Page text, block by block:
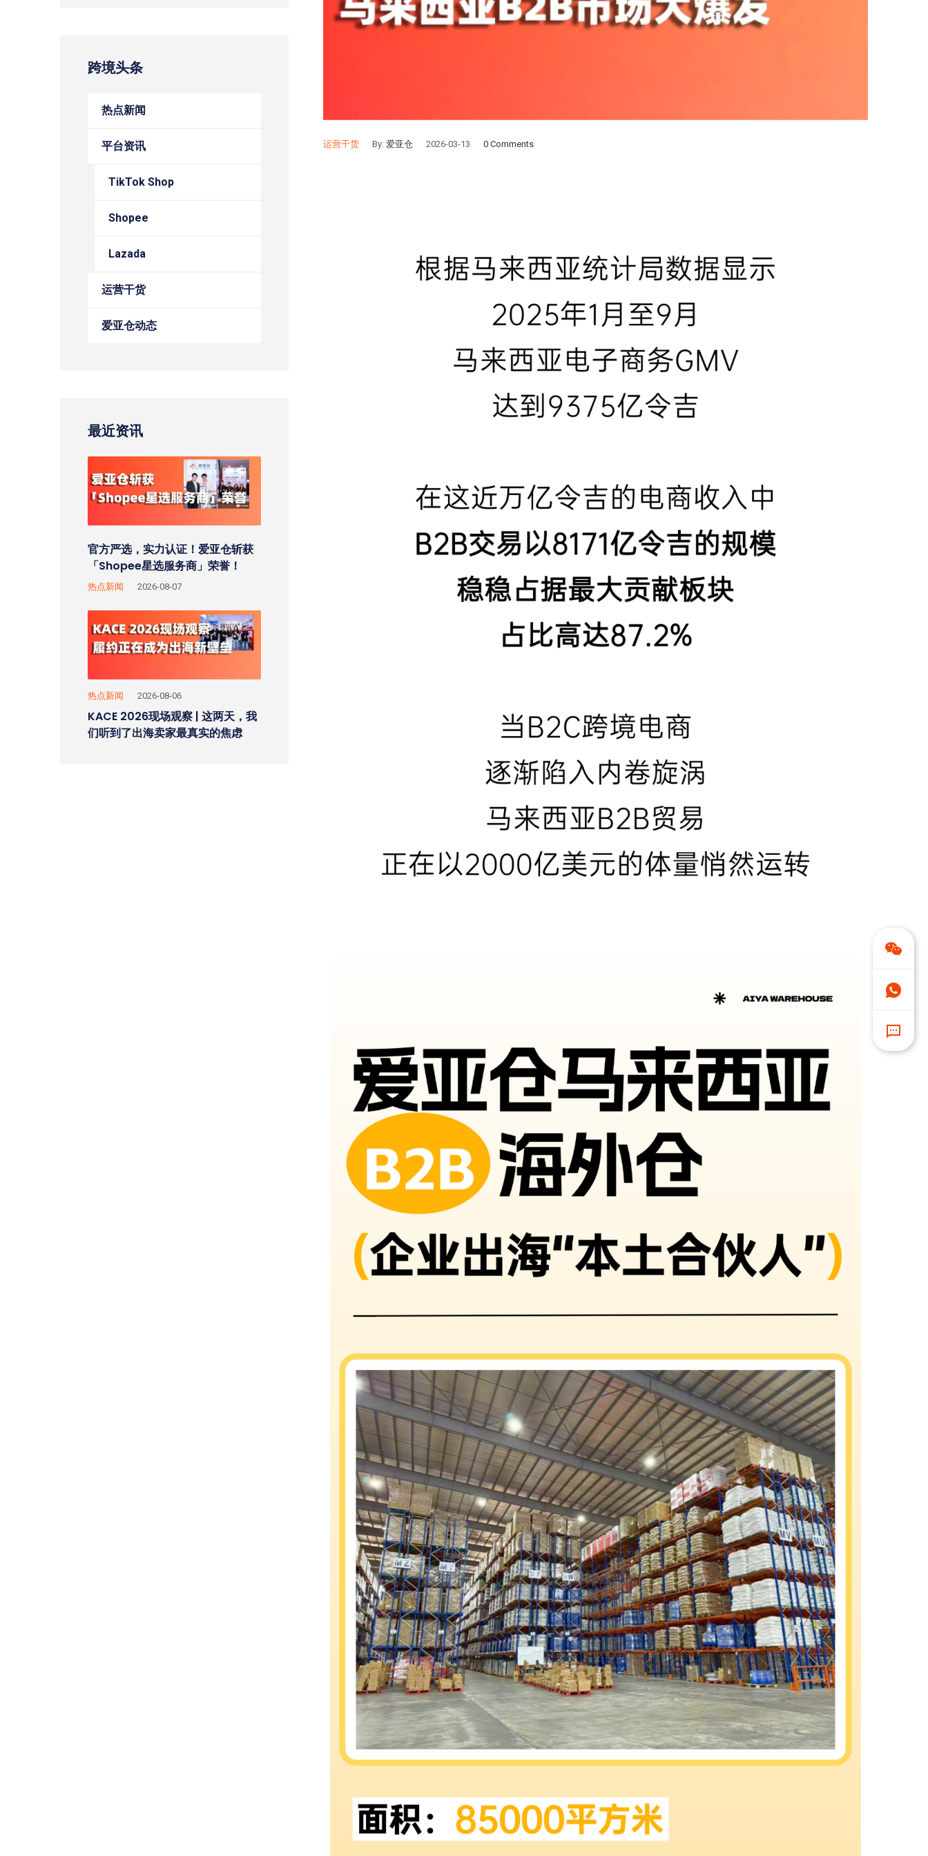
运营干货 By: 爱亚仓 2026-03-13 0 Comments
跨境头条
热点新闻
平台资讯
TikTok Shop
Shopee
Lazada
运营干货
爱亚仓动态
最近资讯
官方严选，实力认证！爱亚仓斩获
「Shopee星选服务商」荣誉！
热点新闻 2026-08-07
KACE 2026现场观察 | 这两天，我
们听到了出海卖家最真实的焦虑
热点新闻 2026-08-06